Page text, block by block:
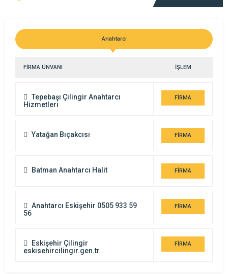
Anahtarcı
FİRMA ÜNVANI İŞLEM
Tepebaşı Çilingir Anahtarcı
Hizmetleri
FİRMA
Yatağan Bıçakcısı FİRMA
Batman Anahtarcı Halit FİRMA
Anahtarcı Eskişehir 0505 933 59
56
FİRMA
Eskişehir Çilingir
eskisehircilingir.gen.tr
FİRMA